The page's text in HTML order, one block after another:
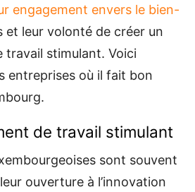
engagement envers le bien-
et leur volonté de créer un
travail stimulant. Voici
entreprises où il fait bon
de travail stimulant
sont souvent
ouverture à l’innovation